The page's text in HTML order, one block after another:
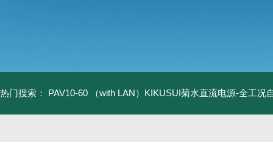
热门搜索： PAV10-60 （with LAN）KIKUSUI菊水直流电源-全工况